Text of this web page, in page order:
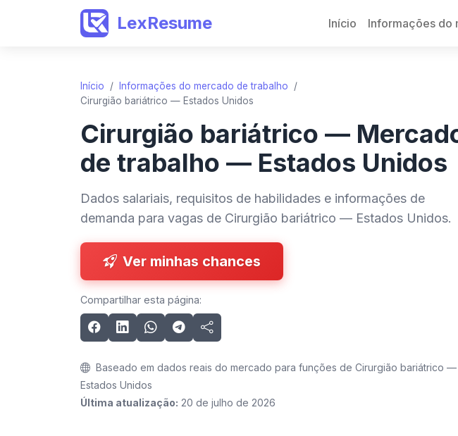
LexResume Início Informações do
Início / Informações do mercado de trabalho
/
Cirurgião bariátrico — Estados Unidos
Cirurgião bariátrico —
de trabalho — Estados Unidos
Dados salariais, requisitos de habilidades e informações de
demanda para vagas de Cirurgião bariátrico — Estados Unidos.
Ver minhas chances
Compartilhar esta página:
Baseado em dados reais do mercado para funções de Cirurgião bariátrico —
Estados Unidos
Última atualização: 20 de julho de 2026